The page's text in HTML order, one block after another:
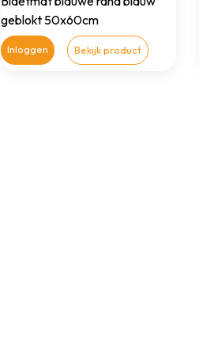
geblokt 50x60cm
Inloggen Bekijk product